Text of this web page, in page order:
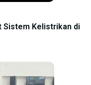
Sistem Kelistrikan di